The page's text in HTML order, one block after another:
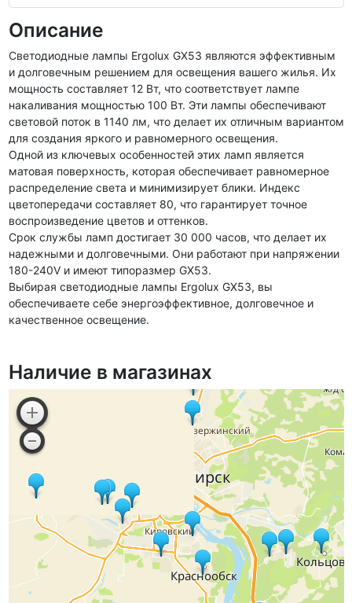
Описание
Светодиодные лампы Ergolux GX53 являются эффективным
и долговечным решением для освещения вашего жилья. Их
мощность составляет 12 Вт, что соответствует лампе
накаливания мощностью 100 Вт. Эти лампы обеспечивают
световой поток в 1140 лм, что делает их отличным вариантом
для создания яркого и равномерного освещения.
Одной из ключевых особенностей этих ламп является
матовая поверхность, которая обеспечивает равномерное
распределение света и минимизирует блики. Индекс
цветопередачи составляет 80, что гарантирует точное
воспроизведение цветов и оттенков.
Срок службы ламп достигает 30 000 часов, что делает их
надежными и долговечными. Они работают при напряжении
180-240V и имеют типоразмер GX53.
Выбирая светодиодные лампы Ergolux GX53, вы
обеспечиваете себе энергоэффективное, долговечное и
качественное освещение.
Наличие в магазинах